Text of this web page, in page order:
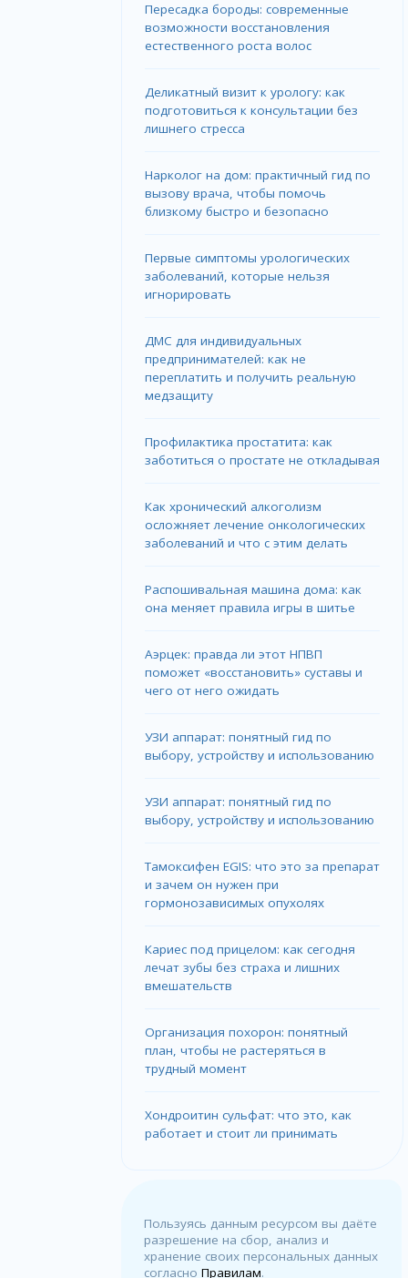
Пересадка бороды: современные
возможности восстановления
естественного роста волос
Деликатный визит к урологу: как
подготовиться к консультации без
лишнего стресса
Нарколог на дом: практичный гид по
вызову врача, чтобы помочь
близкому быстро и безопасно
Первые симптомы урологических
заболеваний, которые нельзя
игнорировать
ДМС для индивидуальных
предпринимателей: как не
переплатить и получить реальную
медзащиту
Профилактика простатита: как
заботиться о простате не откладывая
Как хронический алкоголизм
осложняет лечение онкологических
заболеваний и что с этим делать
Распошивальная машина дома: как
она меняет правила игры в шитье
Аэрцек: правда ли этот НПВП
поможет «восстановить» суставы и
чего от него ожидать
УЗИ аппарат: понятный гид по
выбору, устройству и использованию
УЗИ аппарат: понятный гид по
выбору, устройству и использованию
Тамоксифен EGIS: что это за препарат
и зачем он нужен при
гормонозависимых опухолях
Кариес под прицелом: как сегодня
лечат зубы без страха и лишних
вмешательств
Организация похорон: понятный
план, чтобы не растеряться в
трудный момент
Хондроитин сульфат: что это, как
работает и стоит ли принимать
Пользуясь данным ресурсом вы даёте
разрешение на сбор, анализ и
хранение своих персональных данных
согласноПравилам.